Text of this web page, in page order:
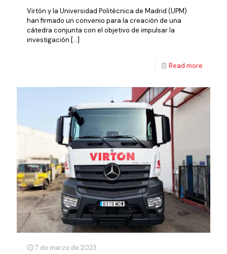
Virtón y la Universidad Politécnica de Madrid (UPM)
han firmado un convenio para la creación de una
cátedra conjunta con el objetivo de impulsar la
investigación […]
Read more
7 de marzo de 2023